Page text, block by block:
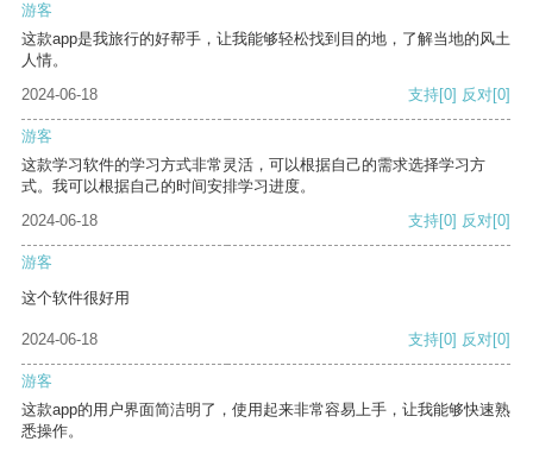
游客
这款app是我旅行的好帮手，让我能够轻松找到目的地，了解当地的风土
人情。
2024-06-18
支持[0] 反对[0]
游客
这款学习软件的学习方式非常灵活，可以根据自己的需求选择学习方
式。我可以根据自己的时间安排学习进度。
2024-06-18
支持[0] 反对[0]
游客
这个软件很好用
2024-06-18 支持[0] 反对[0]
游客
这款app的用户界面简洁明了，使用起来非常容易上手，让我能够快速熟
悉操作。